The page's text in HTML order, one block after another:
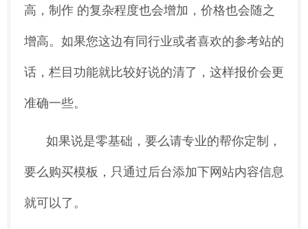
高，制作 的复杂程度也会增加，价格也会随之
增高。如果您这边有同行业或者喜欢的参考站的
话，栏目功能就比较好说的清了，这样报价会更
准确一些。
如果说是零基础，要么请专业的帮你定制，
要么购买模板，只通过后台添加下网站内容信息
就可以了。